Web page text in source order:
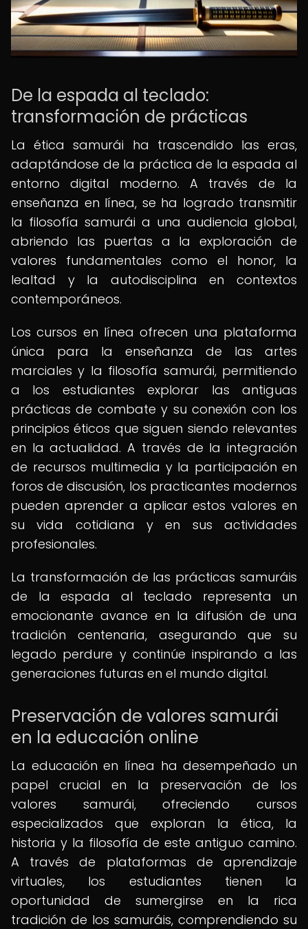
De la espada al teclado:
transformación de prácticas
La ética samurái ha trascendido las eras,
adaptándose de la práctica de la espada al
entorno digital moderno. A través de la
enseñanza en línea, se ha logrado transmitir
la filosofía samurái a una audiencia global,
abriendo las puertas a la exploración de
valores fundamentales como el honor, la
lealtad y la autodisciplina en contextos
contemporáneos.
Los cursos en línea ofrecen una plataforma
única para la enseñanza de las artes
marciales y la filosofía samurái, permitiendo
a los estudiantes explorar las antiguas
prácticas de combate y su conexión con los
principios éticos que siguen siendo relevantes
en la actualidad. A través de la integración
de recursos multimedia y la participación en
foros de discusión, los practicantes modernos
pueden aprender a aplicar estos valores en
su vida cotidiana y en sus actividades
profesionales.
La transformación de las prácticas samuráis
de la espada al teclado representa un
emocionante avance en la difusión de una
tradición centenaria, asegurando que su
legado perdure y continúe inspirando a las
generaciones futuras en el mundo digital.
Preservación de valores samurái
en la educación online
La educación en línea ha desempeñado un
papel crucial en la preservación de los
valores samurái, ofreciendo cursos
especializados que exploran la ética, la
historia y la filosofía de este antiguo camino.
A través de plataformas de aprendizaje
virtuales, los estudiantes tienen la
oportunidad de sumergirse en la rica
tradición de los samuráis, comprendiendo su